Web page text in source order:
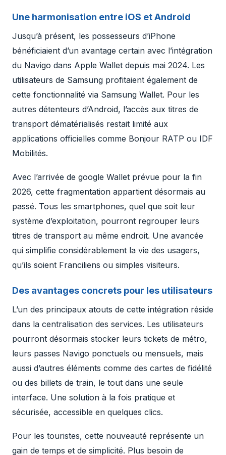
Une harmonisation entre iOS et Android
Jusqu’à présent, les possesseurs d’iPhone
bénéficiaient d’un avantage certain avec l’intégration
du Navigo dans Apple Wallet depuis mai 2024. Les
utilisateurs de Samsung profitaient également de
cette fonctionnalité via Samsung Wallet. Pour les
autres détenteurs d’Android, l’accès aux titres de
transport dématérialisés restait limité aux
applications officielles comme Bonjour RATP ou IDF
Mobilités.
Avec l’arrivée de google Wallet prévue pour la fin
2026, cette fragmentation appartient désormais au
passé. Tous les smartphones, quel que soit leur
système d’exploitation, pourront regrouper leurs
titres de transport au même endroit. Une avancée
qui simplifie considérablement la vie des usagers,
qu’ils soient Franciliens ou simples visiteurs.
Des avantages concrets pour les utilisateurs
L’un des principaux atouts de cette intégration réside
dans la centralisation des services. Les utilisateurs
pourront désormais stocker leurs tickets de métro,
leurs passes Navigo ponctuels ou mensuels, mais
aussi d’autres éléments comme des cartes de fidélité
ou des billets de train, le tout dans une seule
interface. Une solution à la fois pratique et
sécurisée, accessible en quelques clics.
Pour les touristes, cette nouveauté représente un
gain de temps et de simplicité. Plus besoin de